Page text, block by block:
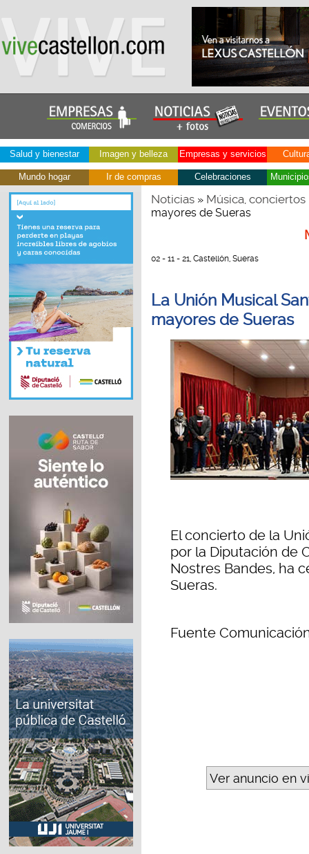
Salud y bienestar Imagen y belleza Empresas y servicios
Mundo hogar Ir de compras Celebraciones
Noticias» Música, conciertos
mayores de Sueras
02 - 11 - 21, Castellón, Sueras
La Unión Musical
mayores de Sueras
El concierto de la
por la Diputación de
Nostres Bandes, ha
Sueras.
Fuente
Ver anuncio en